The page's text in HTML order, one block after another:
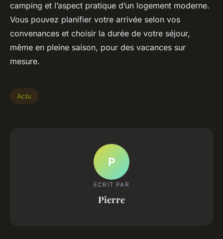
camping et l’aspect pratique d’un logement moderne.
Vous pouvez planifier votre arrivée selon vos
convenances et choisir la durée de votre séjour,
même en pleine saison, pour des vacances sur
mesure.
Actu
P
ECRIT PAR
Pierre